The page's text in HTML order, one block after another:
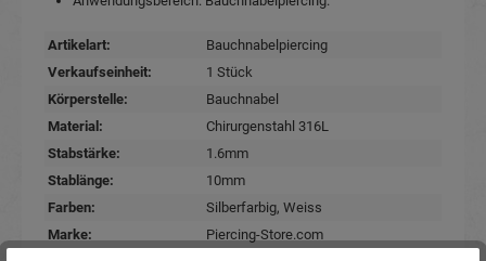
Artikelart:
Bauchnabelpiercing
Verkaufseinheit:
1 Stück
Körperstelle:
Bauchnabel
Material:
Chirurgenstahl 316L
Stabstärke:
1.6mm
Stablänge:
10mm
Farben:
Silberfarbig, Weiss
Marke:
Piercing-Store.com